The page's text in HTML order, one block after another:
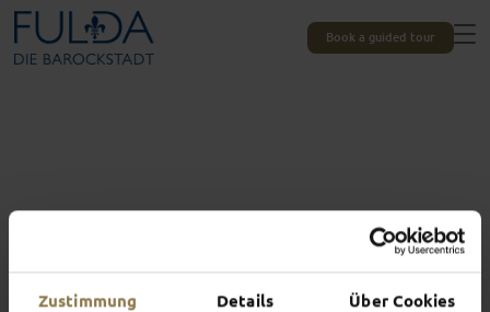
Zustimmung Details Über Cookies
Book a guided tour